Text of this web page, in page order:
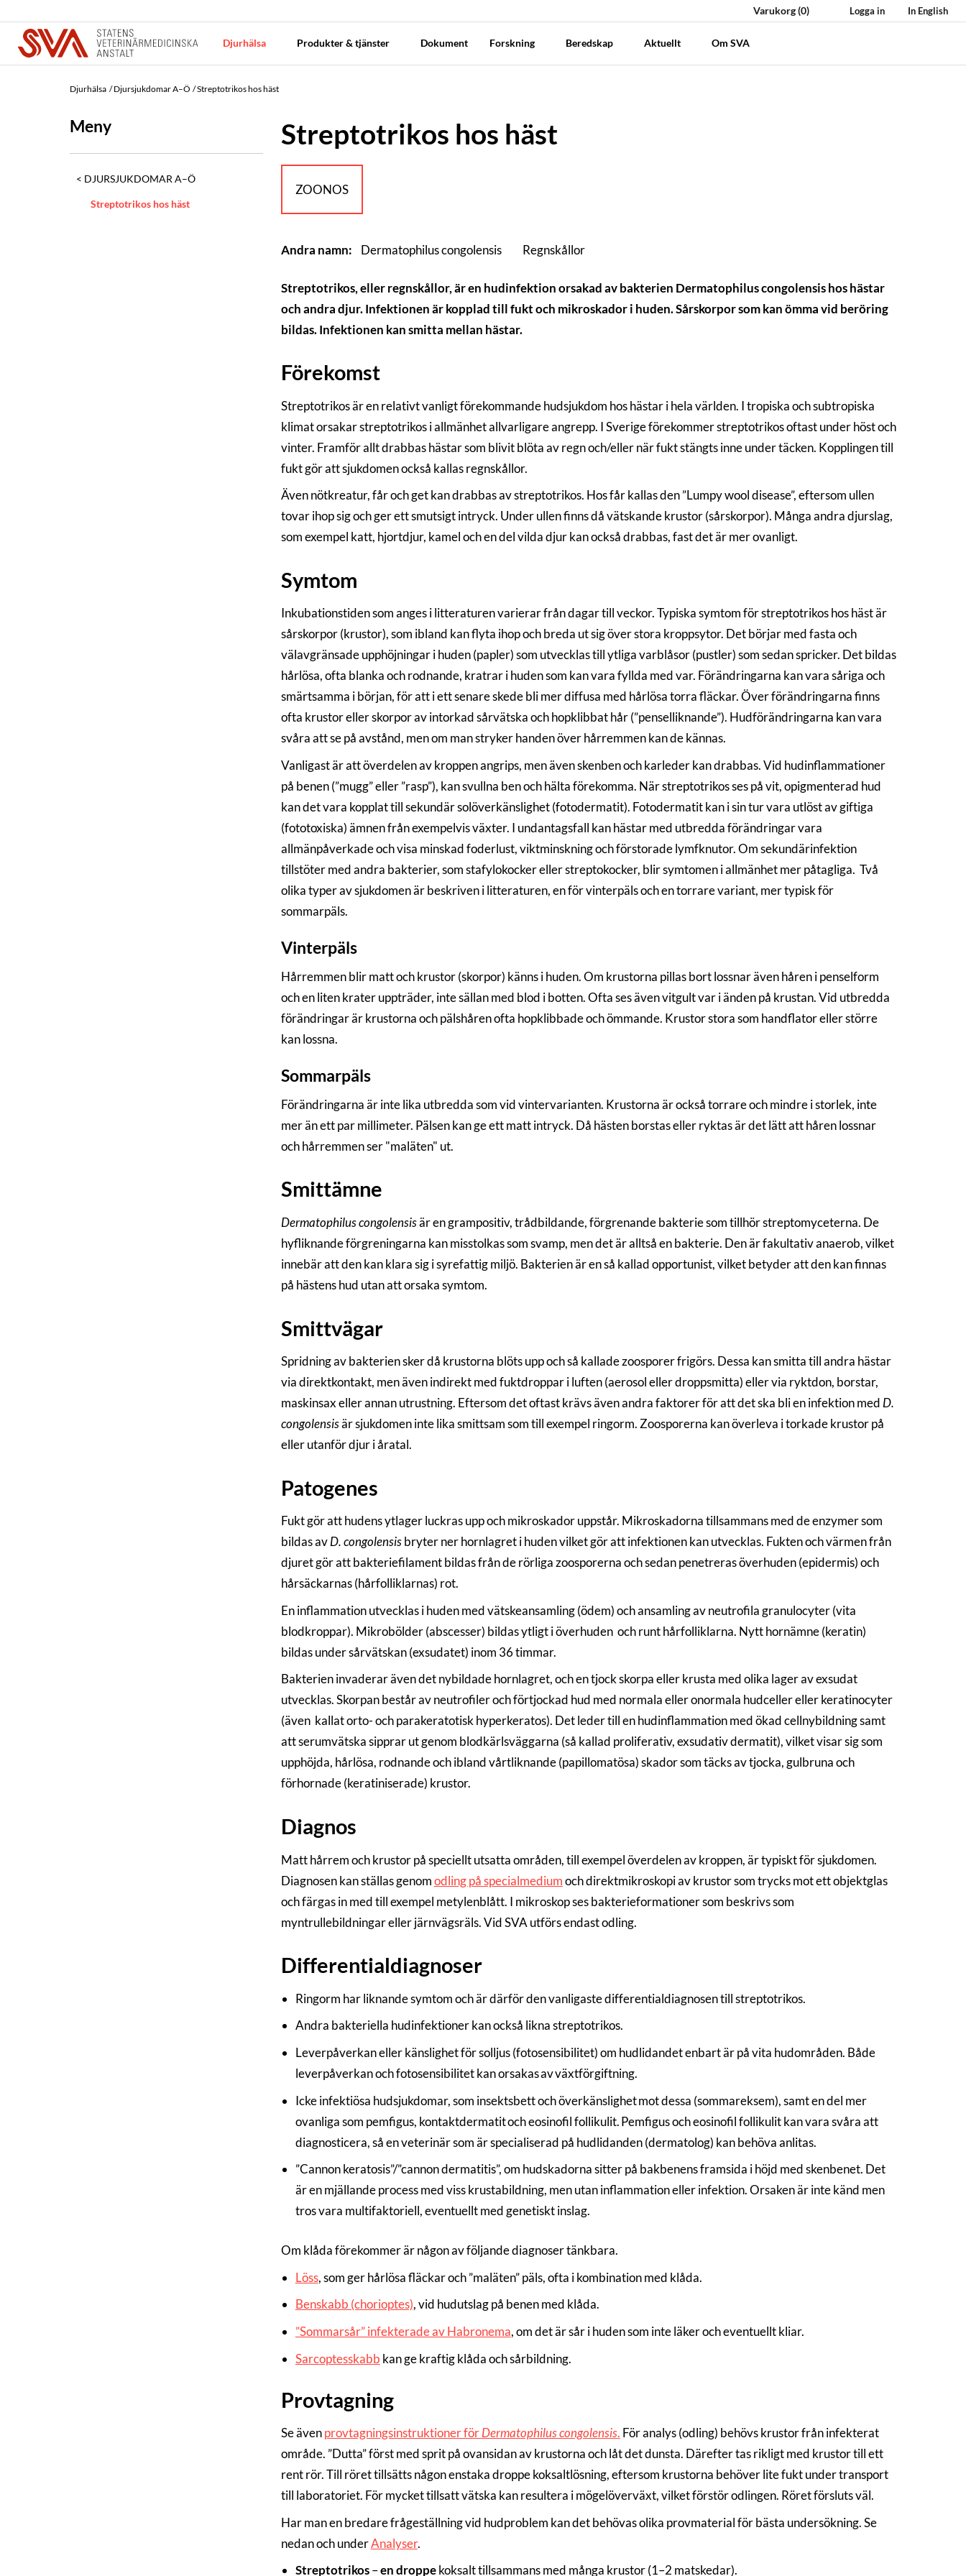
Varukorg(0) Logga in In English
Djurhälsa Produkter & tjänster Dokument Forskning Beredskap Aktuellt Om SVA
Djurhälsa Djursjukdomar A–Ö Streptotrikos hos häst
Meny
DJURSJUKDOMAR A–Ö
Streptotrikos hos häst
Streptotrikos hos häst
ZOONOS
Andra namn: Dermatophilus congolensis Regnskållor
Streptotrikos, eller regnskållor, är en hudinfektion orsakad av bakterien Dermatophilus congolensis hos hästar
och andra djur. Infektionen är kopplad till fukt och mikroskador i huden. Sårskorpor som kan ömma vid beröring
bildas. Infektionen kan smitta mellan hästar.
Förekomst
Streptotrikos är en relativt vanligt förekommande hudsjukdom hos hästar i hela världen. I tropiska och subtropiska
klimat orsakar streptotrikos i allmänhet allvarligare angrepp. I Sverige förekommer streptotrikos oftast under höst och
vinter. Framför allt drabbas hästar som blivit blöta av regn och/eller när fukt stängts inne under täcken. Kopplingen till
fukt gör att sjukdomen också kallas regnskållor.
Även nötkreatur, får och get kan drabbas av streptotrikos. Hos får kallas den ”Lumpy wool disease”, eftersom ullen
tovar ihop sig och ger ett smutsigt intryck. Under ullen finns då vätskande krustor (sårskorpor). Många andra djurslag,
som exempel katt, hjortdjur, kamel och en del vilda djur kan också drabbas, fast det är mer ovanligt.
Symtom
Inkubationstiden som anges i litteraturen varierar från dagar till veckor. Typiska symtom för streptotrikos hos häst är
sårskorpor (krustor), som ibland kan flyta ihop och breda ut sig över stora kroppsytor. Det börjar med fasta och
välavgränsade upphöjningar i huden (papler) som utvecklas till ytliga varblåsor (pustler) som sedan spricker. Det bildas
hårlösa, ofta blanka och rodnande, kratrar i huden som kan vara fyllda med var. Förändringarna kan vara såriga och
smärtsamma i början, för att i ett senare skede bli mer diffusa med hårlösa torra fläckar. Över förändringarna finns
ofta krustor eller skorpor av intorkad sårvätska och hopklibbat hår (”penselliknande”). Hudförändringarna kan vara
svåra att se på avstånd, men om man stryker handen över hårremmen kan de kännas.
Vanligast är att överdelen av kroppen angrips, men även skenben och karleder kan drabbas. Vid hudinflammationer
på benen (”mugg” eller ”rasp”), kan svullna ben och hälta förekomma. När streptotrikos ses på vit, opigmenterad hud
kan det vara kopplat till sekundär solöverkänslighet (fotodermatit). Fotodermatit kan i sin tur vara utlöst av giftiga
(fototoxiska) ämnen från exempelvis växter. I undantagsfall kan hästar med utbredda förändringar vara
allmänpåverkade och visa minskad foderlust, viktminskning och förstorade lymfknutor. Om sekundärinfektion
tillstöter med andra bakterier, som stafylokocker eller streptokocker, blir symtomen i allmänhet mer påtagliga. Två
olika typer av sjukdomen är beskriven i litteraturen, en för vinterpäls och en torrare variant, mer typisk för
sommarpäls.
Vinterpäls
Hårremmen blir matt och krustor (skorpor) känns i huden. Om krustorna pillas bort lossnar även håren i penselform
och en liten krater uppträder, inte sällan med blod i botten. Ofta ses även vitgult var i änden på krustan. Vid utbredda
förändringar är krustorna och pälshåren ofta hopklibbade och ömmande. Krustor stora som handflator eller större
kan lossna.
Sommarpäls
Förändringarna är inte lika utbredda som vid vintervarianten. Krustorna är också torrare och mindre i storlek, inte
mer än ett par millimeter. Pälsen kan ge ett matt intryck. Då hästen borstas eller ryktas är det lätt att håren lossnar
och hårremmen ser "maläten" ut.
Smittämne
Dermatophilus congolensisär en grampositiv, trådbildande, förgrenande bakterie som tillhör streptomyceterna. De
hyfliknande förgreningarna kan misstolkas som svamp, men det är alltså en bakterie. Den är fakultativ anaerob, vilket
innebär att den kan klara sig i syrefattig miljö. Bakterien är en så kallad opportunist, vilket betyder att den kan finnas
på hästens hud utan att orsaka symtom.
Smittvägar
Spridning av bakterien sker då krustorna blöts upp och så kallade zoosporer frigörs. Dessa kan smitta till andra hästar
via direktkontakt, men även indirekt med fuktdroppar i luften (aerosol eller droppsmitta) eller via ryktdon, borstar,
maskinsax eller annan utrustning. Eftersom det oftast krävs även andra faktorer för att det ska bli en infektion med D.
congolensisär sjukdomen inte lika smittsam som till exempel ringorm. Zoosporerna kan överleva i torkade krustor på
eller utanför djur i åratal.
Patogenes
Fukt gör att hudens ytlager luckras upp och mikroskador uppstår. Mikroskadorna tillsammans med de enzymer som
bildas avD. congolensisbryter ner hornlagret i huden vilket gör att infektionen kan utvecklas. Fukten och värmen från
djuret gör att bakteriefilament bildas från de rörliga zoosporerna och sedan penetreras överhuden (epidermis) och
hårsäckarnas (hårfolliklarnas) rot.
En inflammation utvecklas i huden med vätskeansamling (ödem) och ansamling av neutrofila granulocyter (vita
blodkroppar). Mikrobölder (abscesser) bildas ytligt i överhuden och runt hårfolliklarna. Nytt hornämne (keratin)
bildas under sårvätskan (exsudatet) inom 36 timmar.
Bakterien invaderar även det nybildade hornlagret, och en tjock skorpa eller krusta med olika lager av exsudat
utvecklas. Skorpan består av neutrofiler och förtjockad hud med normala eller onormala hudceller eller keratinocyter
(även kallat orto- och parakeratotisk hyperkeratos). Det leder till en hudinflammation med ökad cellnybildning samt
att serumvätska sipprar ut genom blodkärlsväggarna (så kallad proliferativ, exsudativ dermatit), vilket visar sig som
upphöjda, hårlösa, rodnande och ibland vårtliknande (papillomatösa) skador som täcks av tjocka, gulbruna och
förhornade (keratiniserade) krustor.
Diagnos
Matt hårrem och krustor på speciellt utsatta områden, till exempel överdelen av kroppen, är typiskt för sjukdomen.
Diagnosen kan ställas genomodling på specialmediumoch direktmikroskopi av krustor som trycks mot ett objektglas
och färgas in med till exempel metylenblått. I mikroskop ses bakterieformationer som beskrivs som
myntrullebildningar eller järnvägsräls. Vid SVA utförs endast odling.
Differentialdiagnoser
Ringorm har liknande symtom och är därför den vanligaste differentialdiagnosen till streptotrikos.
Andra bakteriella hudinfektioner kan också likna streptotrikos.
Leverpåverkan eller känslighet för solljus (fotosensibilitet) om hudlidandet enbart är på vita hudområden. Både
leverpåverkan och fotosensibilitet kan orsakas av växtförgiftning.
Icke infektiösa hudsjukdomar, som insektsbett och överkänslighet mot dessa (sommareksem), samt en del mer
ovanliga som pemfigus, kontaktdermatit och eosinofil follikulit. Pemfigus och eosinofil follikulit kan vara svåra att
diagnosticera, så en veterinär som är specialiserad på hudlidanden (dermatolog) kan behöva anlitas.
”Cannon keratosis”/”cannon dermatitis”, om hudskadorna sitter på bakbenens framsida i höjd med skenbenet. Det
är en mjällande process med viss krustabildning, men utan inflammation eller infektion. Orsaken är inte känd men
tros vara multifaktoriell, eventuellt med genetiskt inslag.
Om klåda förekommer är någon av följande diagnoser tänkbara.
Löss, som ger hårlösa fläckar och ”maläten” päls, ofta i kombination med klåda.
Benskabb (chorioptes), vid hudutslag på benen med klåda.
”Sommarsår” infekterade av Habronema, om det är sår i huden som inte läker och eventuellt kliar.
Sarcoptesskabb kan ge kraftig klåda och sårbildning.
Provtagning
Se ävenprovtagningsinstruktioner förDermatophilus congolensis. För analys (odling) behövs krustor från infekterat
område. ”Dutta” först med sprit på ovansidan av krustorna och låt det dunsta. Därefter tas rikligt med krustor till ett
rent rör. Till röret tillsätts någon enstaka droppe koksaltlösning, eftersom krustorna behöver lite fukt under transport
till laboratoriet. För mycket tillsatt vätska kan resultera i mögelöverväxt, vilket förstör odlingen. Röret försluts väl.
Har man en bredare frågeställning vid hudproblem kan det behövas olika provmaterial för bästa undersökning. Se
nedan och underAnalyser.
Streptotrikos–en droppekoksalt tillsammans med många krustor (1–2 matskedar).